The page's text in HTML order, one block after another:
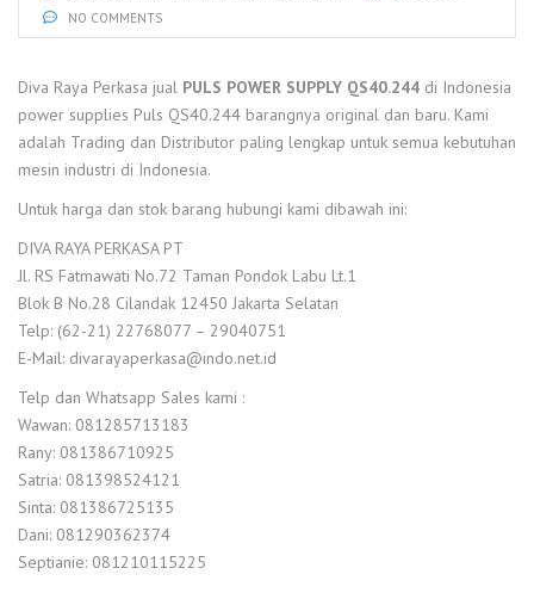
NO COMMENTS
Diva Raya Perkasa jual PULS POWER SUPPLY QS40.244 di Indonesia
power supplies Puls QS40.244 barangnya original dan baru. Kami
adalah Trading dan Distributor paling lengkap untuk semua kebutuhan
mesin industri di Indonesia.
Untuk harga dan stok barang hubungi kami dibawah ini:
DIVA RAYA PERKASA PT
Jl. RS Fatmawati No.72 Taman Pondok Labu Lt.1
Blok B No.28 Cilandak 12450 Jakarta Selatan
Telp: (62-21) 22768077 – 29040751
E-Mail: divarayaperkasa@indo.net.id
Telp dan Whatsapp Sales kami :
Wawan: 081285713183
Rany: 081386710925
Satria: 081398524121
Sinta: 081386725135
Dani: 081290362374
Septianie: 081210115225